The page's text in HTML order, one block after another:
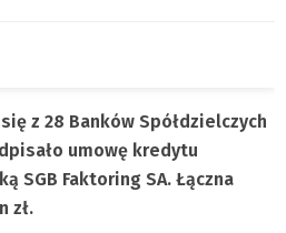
z 28 Banków Spółdzielczych
umowę kredytu
SGB Faktoring SA. Łączna
zł.